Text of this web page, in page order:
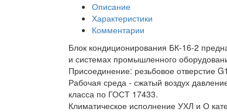
Описание
Характеристики
Комментарии
Блок кондиционирования БК-16-2
и системах промышленного
Присоединение: резьбовое отверстие
Рабочая среда - сжатый воздух
класса по ГОСТ 17433.
Климатическое исполнение УХЛ и О